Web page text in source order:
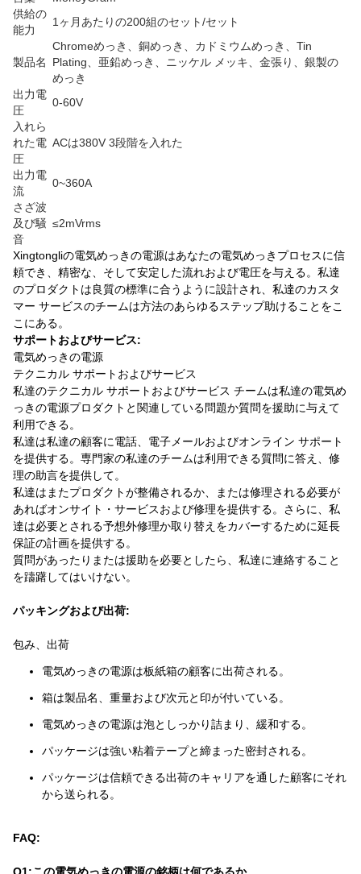
供給の
能力
1ヶ月あたりの200組のセット/セット
製品名
Chromeめっき、銅めっき、カドミウムめっき、Tin
Plating、亜鉛めっき、ニッケル メッキ、金張り、銀製の
めっき
出力電
圧
0-60V
入れら
れた電
圧
ACは380V 3段階を入れた
出力電
流
0~360A
さざ波
及び騒
音
≤2mVrms
Xingtongliの電気めっきの電源はあなたの電気めっきプロセスに信
頼でき、精密な、そして安定した流れおよび電圧を与える。私達
のプロダクトは良質の標準に合うように設計され、私達のカスタ
マー サービスのチームは方法のあらゆるステップ助けることをこ
こにある。
サポートおよびサービス:
電気めっきの電源
テクニカル サポートおよびサービス
私達のテクニカル サポートおよびサービス チームは私達の電気め
っきの電源プロダクトと関連している問題か質問を援助に与えて
利用できる。
私達は私達の顧客に電話、電子メールおよびオンライン サポート
を提供する。専門家の私達のチームは利用できる質問に答え、修
理の助言を提供して。
私達はまたプロダクトが整備されるか、または修理される必要が
あればオンサイト・サービスおよび修理を提供する。さらに、私
達は必要とされる予想外修理か取り替えをカバーするために延長
保証の計画を提供する。
質問があったりまたは援助を必要としたら、私達に連絡すること
を躊躇してはいけない。
パッキングおよび出荷:
包み、出荷
電気めっきの電源は板紙箱の顧客に出荷される。
箱は製品名、重量および次元と印が付いている。
電気めっきの電源は泡としっかり詰まり、緩和する。
パッケージは強い粘着テープと締まった密封される。
パッケージは信頼できる出荷のキャリアを通した顧客にそれ
から送られる。
FAQ: